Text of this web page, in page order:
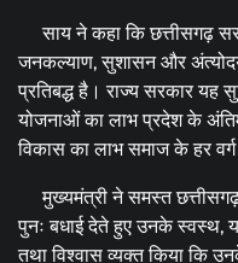
साय ने कहा कि छत्तीसगढ़
जनकल्याण, सुशासन और
प्रतिबद्ध है। राज्य सरकार यह
योजनाओं का लाभ प्रदेश के
विकास का लाभ समाज के हर
मुख्यमंत्री ने समस्त
पुनः बधाई देते हुए उनके स्वस्थ,
तथा विश्वास व्यक्त किया कि